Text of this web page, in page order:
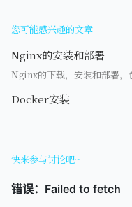
您可能感兴趣的文章
Nginx的安装和部署
Nginx的下载，安装和部署
Docker安装
快来参与讨论吧~